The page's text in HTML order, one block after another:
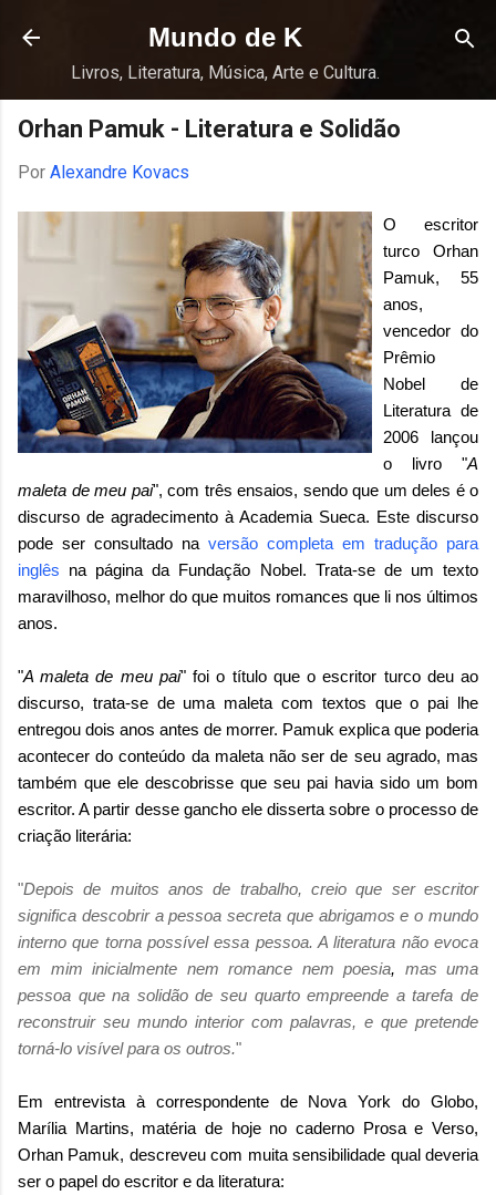
Pular para o conteúdo principal
Mundo de K
Livros, Literatura, Música, Arte e Cultura.
Orhan Pamuk - Literatura e Solidão
Por Alexandre Kovacs
O escritor
turco Orhan
Pamuk, 55
anos,
vencedor do
Prêmio
Nobel de
Literatura de
2006 lançou
o livro "A
maleta de meu pai", com três ensaios, sendo que um deles é o
discurso de agradecimento à Academia Sueca. Este discurso
pode ser consultado na versão completa em tradução para
inglês na página da Fundação Nobel. Trata-se de um texto
maravilhoso, melhor do que muitos romances que li nos últimos
anos.
"A maleta de meu pai" foi o título que o escritor turco deu ao
discurso, trata-se de uma maleta com textos que o pai lhe
entregou dois anos antes de morrer. Pamuk explica que poderia
acontecer do conteúdo da maleta não ser de seu agrado, mas
também que ele descobrisse que seu pai havia sido um bom
escritor. A partir desse gancho ele disserta sobre o processo de
criação literária:
"Depois de muitos anos de trabalho, creio que ser escritor
significa descobrir a pessoa secreta que abrigamos e o mundo
interno que torna possível essa pessoa. A literatura não evoca
em mim inicialmente nem romance nem poesia, mas uma
pessoa que na solidão de seu quarto empreende a tarefa de
reconstruir seu mundo interior com palavras, e que pretende
torná-lo visível para os outros."
Em entrevista à correspondente de Nova York do Globo,
Marília Martins, matéria de hoje no caderno Prosa e Verso,
Orhan Pamuk, descreveu com muita sensibilidade qual deveria
ser o papel do escritor e da literatura: